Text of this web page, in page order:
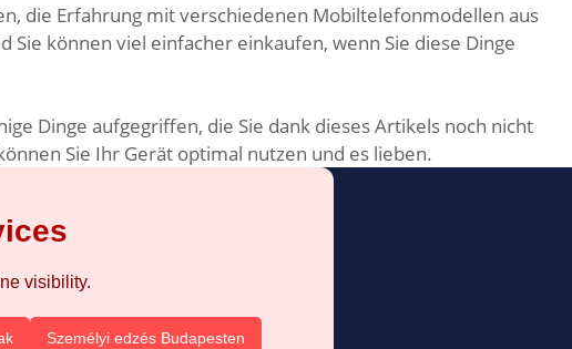
die Erfahrung mit verschiedenen Mobiltelefonmodellen aus
können viel einfacher einkaufen, wenn Sie diese Dinge
Dinge aufgegriffen, die Sie dank dieses Artikels noch nicht
Sie Ihr Gerät optimal nutzen und es lieben.
visibility.
Személyi edzés Budapesten